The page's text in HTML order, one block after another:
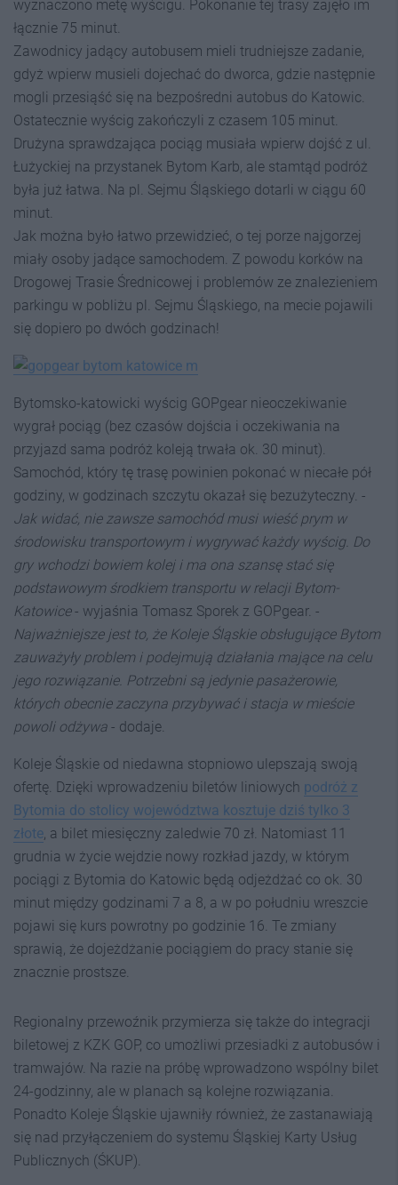
wyznaczono metę wyścigu. Pokonanie tej trasy zajęło im
łącznie 75 minut.
Zawodnicy jadący autobusem mieli trudniejsze zadanie,
gdyż wpierw musieli dojechać do dworca, gdzie następnie
mogli przesiąść się na bezpośredni autobus do Katowic.
Ostatecznie wyścig zakończyli z czasem 105 minut.
Drużyna sprawdzająca pociąg musiała wpierw dojść z ul.
Łużyckiej na przystanek Bytom Karb, ale stamtąd podróż
była już łatwa. Na pl. Sejmu Śląskiego dotarli w ciągu 60
minut.
Jak można było łatwo przewidzieć, o tej porze najgorzej
miały osoby jadące samochodem. Z powodu korków na
Drogowej Trasie Średnicowej i problemów ze znalezieniem
parkingu w pobliżu pl. Sejmu Śląskiego, na mecie pojawili
się dopiero po dwóch godzinach!
Bytomsko-katowicki wyścig GOPgear nieoczekiwanie
wygrał pociąg (bez czasów dojścia i oczekiwania na
przyjazd sama podróż koleją trwała ok. 30 minut).
Samochód, który tę trasę powinien pokonać w niecałe pół
godziny, w godzinach szczytu okazał się bezużyteczny. -
Jak widać, nie zawsze samochód musi wieść prym w
środowisku transportowym i wygrywać każdy wyścig. Do
gry wchodzi bowiem kolej i ma ona szansę stać się
podstawowym środkiem transportu w relacji Bytom-
Katowice- wyjaśnia Tomasz Sporek z GOPgear. -
Najważniejsze jest to, że Koleje Śląskie obsługujące Bytom
zauważyły problem i podejmują działania mające na celu
jego rozwiązanie. Potrzebni są jedynie pasażerowie,
których obecnie zaczyna przybywać i stacja w mieście
powoli odżywa - dodaje.
Koleje Śląskie od niedawna stopniowo ulepszają swoją
ofertę. Dzięki wprowadzeniu biletów liniowych podróż z
Bytomia do stolicy województwa kosztuje dziś tylko 3
złote , a bilet miesięczny zaledwie 70 zł. Natomiast 11
grudnia w życie wejdzie nowy rozkład jazdy, w którym
pociągi z Bytomia do Katowic będą odjeżdżać co ok. 30
minut między godzinami 7 a 8, a w po południu wreszcie
pojawi się kurs powrotny po godzinie 16. Te zmiany
sprawią, że dojeżdżanie pociągiem do pracy stanie się
znacznie prostsze.
Regionalny przewoźnik przymierza się także do integracji
biletowej z KZK GOP, co umożliwi przesiadki z autobusów i
tramwajów. Na razie na próbę wprowadzono wspólny bilet
24-godzinny, ale w planach są kolejne rozwiązania.
Ponadto Koleje Śląskie ujawniły również, że zastanawiają
się nad przyłączeniem do systemu Śląskiej Karty Usług
Publicznych (ŚKUP).